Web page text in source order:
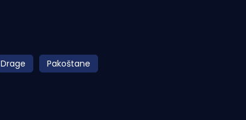
Drage Pakoštane